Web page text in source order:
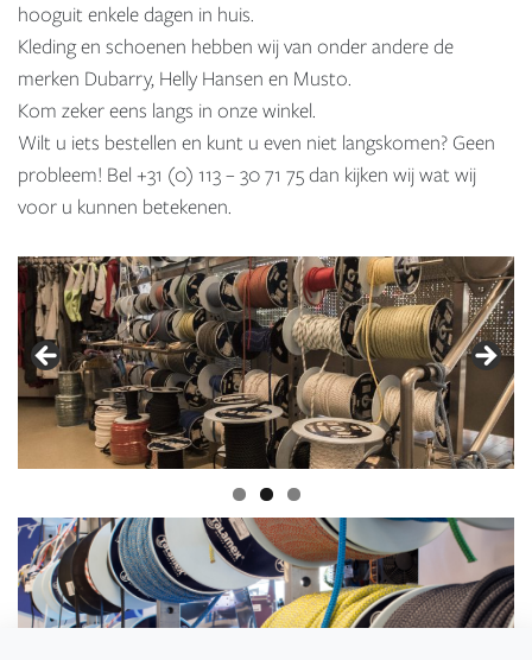
hooguit enkele dagen in huis.
Kleding en schoenen hebben wij van onder andere de
merken Dubarry, Helly Hansen en Musto.
Kom zeker eens langs in onze winkel.
Wilt u iets bestellen en kunt u even niet langskomen? Geen
probleem! Bel +31 (0) 113 – 30 71 75 dan kijken wij wat wij
voor u kunnen betekenen.